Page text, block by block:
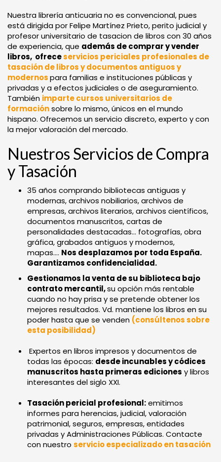
Nuestra librería anticuaria no es convencional, pues
está dirigida por Felipe Martínez Prieto, perito judicial y
profesor universitario de tasacion de libros con 30 años
de experiencia, que además de comprar y vender
libros, ofreceservicios periciales profesionales de
tasación de libros y documentos antiguos y
modernospara familias e instituciones públicas y
privadas y a efectos judiciales o de aseguramiento.
También imparte cursos universitarios de
formaciónsobre lo mismo, únicos en el mundo
hispano. Ofrecemos un servicio discreto, experto y con
la mejor valoración del mercado.
Nuestros Servicios de Compra
y Tasación
35 años comprando bibliotecas antiguas y
modernas, archivos nobiliarios, archivos de
empresas, archivos literarios, archivos científicos,
documentos manuscritos, cartas de
personalidades destacadas... fotografías, obra
gráfica, grabados antiguos y modernos,
mapas.... Nos desplazamos por toda España.
Garantizamos confidencialidad.
Gestionamos la venta de su biblioteca bajo
contrato mercantil,su opción más rentable
cuando no hay prisa y se pretende obtener los
mejores resultados. Vd. mantiene los libros en su
poder hasta que se venden (consúltenos sobre
esta posibilidad)
Expertos en libros impresos y documentos de
todas las épocas: desde incunables y códices
manuscritos hasta primeras ediciones y libros
interesantes del siglo XXI.
Tasación pericial profesional:emitimos
informes para herencias, judicial, valoración
patrimonial, seguros, empresas, entidades
privadas y Administraciones Públicas. Contacte
con nuestro servicio especializado en tasación